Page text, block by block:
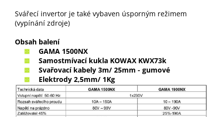
Svářecí invertor je také vybaven úsporným režimem
(vypínání zdroje)
Obsah balení
GAMA 1500NX
Samostmívací kukla KOWAX KWX73k
Svařovací kabely 3m/ 25mm - gumové
Elektrody 2,5mm/ 1Kg